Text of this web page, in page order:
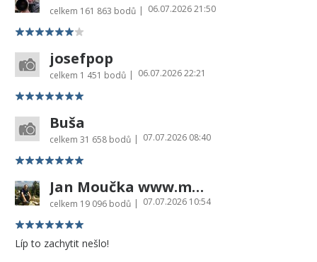
celkem 161 863 bodů | 06.07.2026 21:50
josefpop
celkem 1 451 bodů | 06.07.2026 22:21
Buša
celkem 31 658 bodů | 07.07.2026 08:40
Jan Moučka www.moucka.cz
celkem 19 096 bodů | 07.07.2026 10:54
Líp to zachytit nešlo!